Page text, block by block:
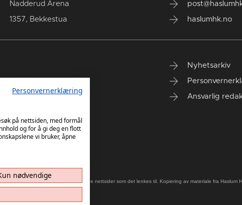
Nadderud Arena
1357, Bekkestua haslumhk.no
Nyhetsarkiv
Ansvarlig
har ikke ansvar for innhold på eksterne nettsider som det lenkes til. Kopiering av materiale fra Haslum
Personvernerklæring
på nettsiden, med formål
og for å gi deg en flott
vi bruker, åpne
nødvendige